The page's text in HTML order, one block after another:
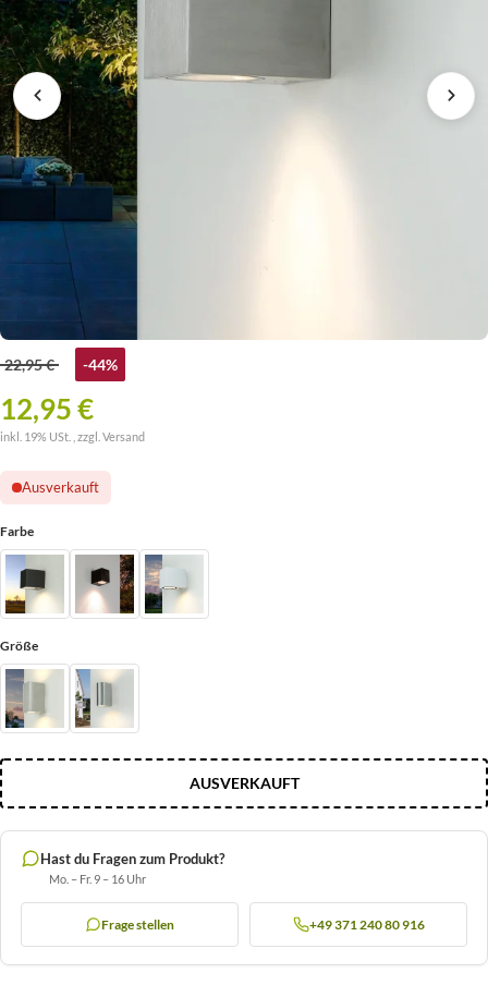
22,95 € -44%
12,95 €
inkl. 19% USt. , zzgl. Versand
Ausverkauft
Farbe
Größe
AUSVERKAUFT
Hast du Fragen zum Produkt?
Mo. – Fr. 9 – 16 Uhr
Frage stellen +49 371 240 80 916